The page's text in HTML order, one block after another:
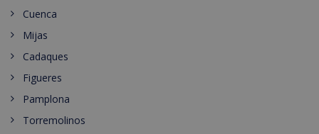
Cuenca
Mijas
Cadaques
Figueres
Pamplona
Torremolinos